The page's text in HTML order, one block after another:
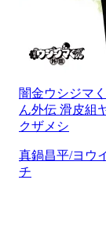
闇金ウシジマく
ん外伝 滑皮組
クザメシ
真鍋昌平/ヨウ
チ